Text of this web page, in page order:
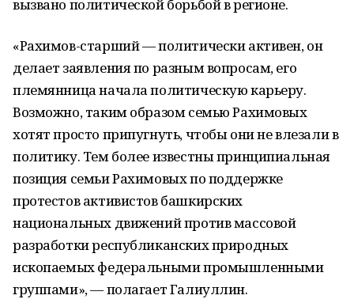
вызвано политической борьбой в регионе.
«Рахимов-старший — политически активен, он
делает заявления по разным вопросам, его
племянница начала политическую карьеру.
Возможно, таким образом семью Рахимовых
хотят просто припугнуть, чтобы они не влезали в
политику. Тем более известны принципиальная
позиция семьи Рахимовых по поддержке
протестов активистов башкирских
национальных движений против массовой
разработки республиканских природных
ископаемых федеральными промышленными
группами», — полагает Галиуллин.